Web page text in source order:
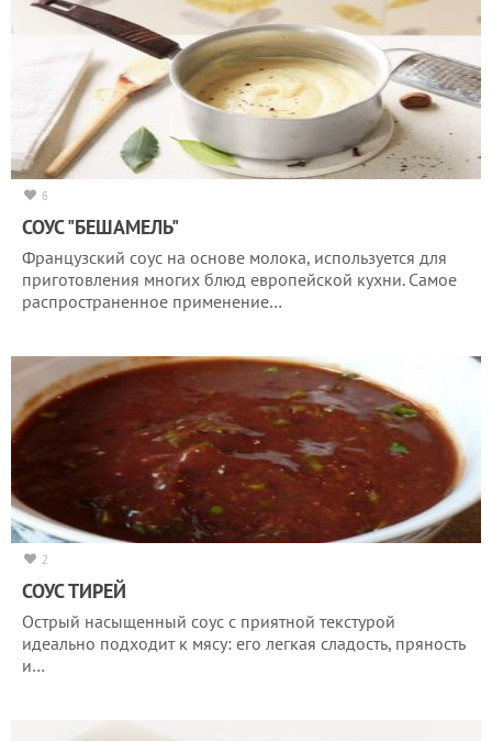
6
СОУС "БЕШАМЕЛЬ"
Французский соус на основе молока, используется для
приготовления многих блюд европейской кухни. Самое
распространенное применение…
2
СОУС ТИРЕЙ
Острый насыщенный соус с приятной текстурой
идеально подходит к мясу: его легкая сладость, пряность
и…